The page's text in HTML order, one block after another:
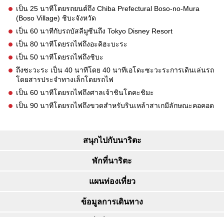
เป็น 25 นาทีโดยรถยนต์ถึง Chiba Prefectural Boso-no-Mura
(Boso Village) ชิบะจังหวัด
เป็น 60 นาทีกับรถบัสลีมูซีนถึง Tokyo Disney Resort
เป็น 80 นาทีโดยรถไฟถึงอะคิฮะบะระ
เป็น 50 นาทีโดยรถไฟถึงชิบะ
ถึงซะวะระ เป็น 40 นาทีโดย 40 นาทีเอโดะซะวะระการเดินเล่นรถ
โดยสารประจำทางเล็กโดยรถไฟ
เป็น 60 นาทีโดยรถไฟถึงศาลเจ้าชินโตคะชิมะ
เป็น 90 นาทีโดยรถไฟถึงขวดสำหรับรินเหล้าสาเกมีลักษณะคอคอด
สนุกไปกับนาริตะ
พักที่นาริตะ
แผนท่องเที่ยว
ข้อมูลการเดินทาง